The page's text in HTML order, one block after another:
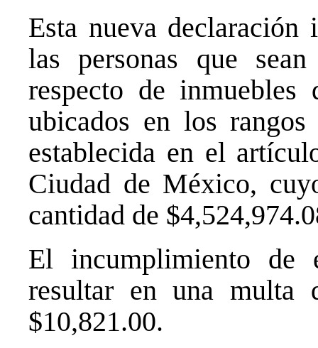
Esta nueva
las personas que
respecto de inmuebles
ubicados en los
establecida en el
Ciudad de México,
cantidad de
El incumplimiento de
resultar en una multa
$10,821.00.